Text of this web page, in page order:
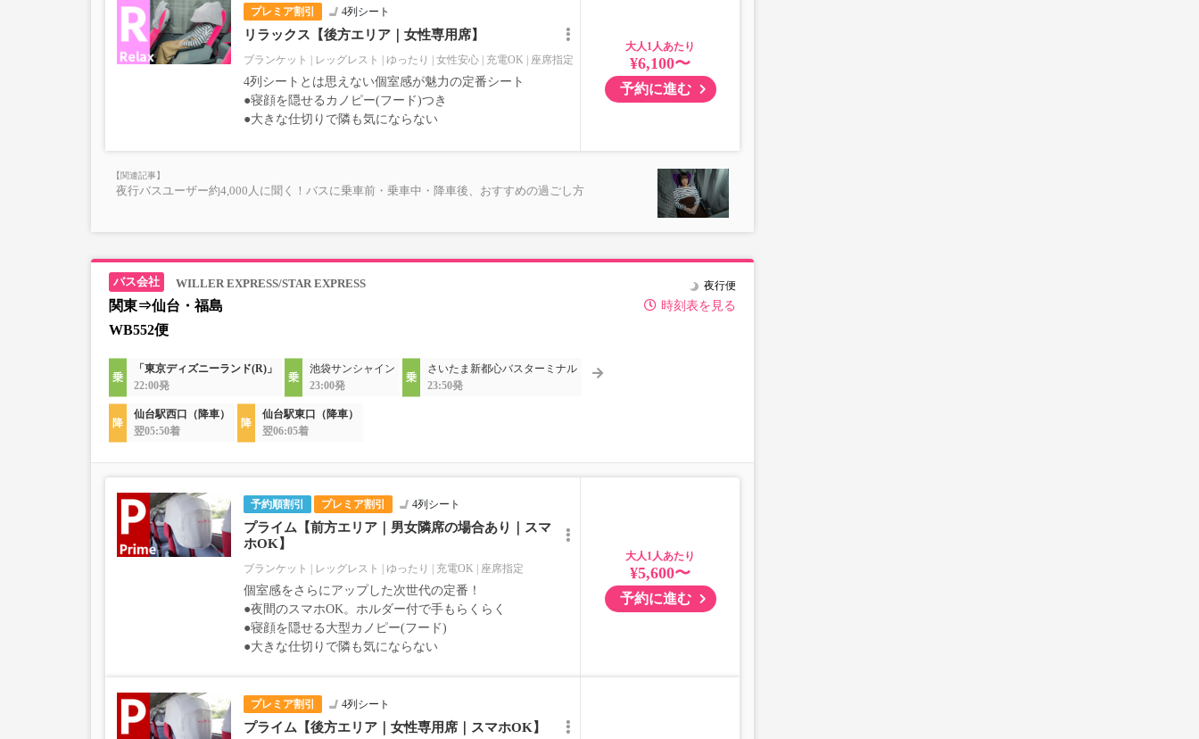
プレミア割引 4列シート
リラックス【後方エリア｜女性専用席】
ブランケット レッグレスト ゆったり 女性安心 充電OK 座席指定
4列シートとは思えない個室感が魅力の定番シート
●寝顔を隠せるカノピー(フード)つき
●大きな仕切りで隣も気にならない
大人
¥6,100〜
予約に進む
夜行バスユーザー約4,000人に聞く！バスに乗車前・乗車中・降車後、おすすめの過ごし方
WILLER EXPRESS/STAR EXPRESS
関東⇒仙台・福島
WB552便
時刻表を見る
夜行便
「東京ディズニーランド(R)」
22:00発
池袋サンシャイン
23:00発
さいたま新都心バスターミナル
23:50発
仙台駅西口（降車）
翌05:50着
仙台駅東口（降車）
翌06:05着
予約順割引 プレミア割引 4列シート
プライム【前方エリア｜男女隣席の場合あり｜スマ
ホOK】
ブランケット レッグレスト ゆったり 充電OK 座席指定
個室感をさらにアップした次世代の定番！
●夜間のスマホOK。ホルダー付で手もらくらく
●寝顔を隠せる大型カノピー(フード)
●大きな仕切りで隣も気にならない
大人
¥5,600〜
予約に進む
プレミア割引 4列シート
プライム【後方エリア｜女性専用席｜スマホOK】